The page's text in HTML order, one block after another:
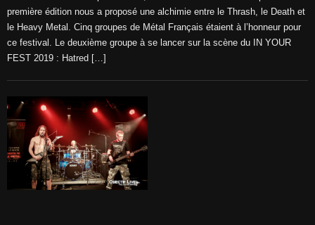
première édition nous a proposé une alchimie entre le Thrash, le Death et
le Heavy Metal. Cinq groupes de Métal Français étaient à l’honneur pour
ce festival. Le deuxième groupe à se lancer sur la scène du IN YOUR
FEST 2019 : Hatred […]